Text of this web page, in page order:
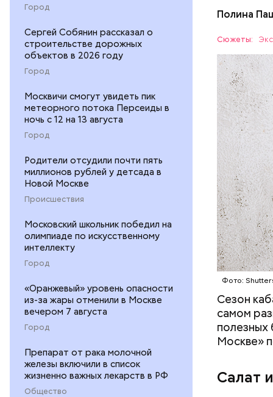
Город
Сергей Собянин рассказал о
строительстве дорожных
объектов в 2026 году
Город
Москвичи смогут увидеть пик
метеорного потока Персеиды в
ночь с 12 на 13 августа
Город
Родители отсудили почти пять
миллионов рублей у детсада в
Новой Москве
Происшествия
Московский школьник победил на
олимпиаде по искусственному
интеллекту
Город
«Оранжевый» уровень опасности
из-за жары отменили в Москве
вечером 7 августа
Город
Препарат от рака молочной
железы включили в список
жизненно важных лекарств в РФ
Общество
Полина
Сюжеты:
Фото:
Сезон
самом
полезных
Москве»
Салат
ЕДА
кожи;
плода.
ряда
— В